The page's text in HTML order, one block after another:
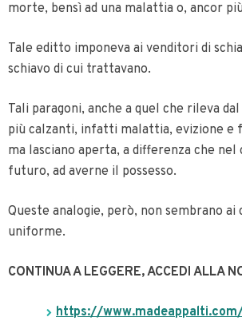
morte, bensì ad una malattia o, ancor
Tale editto imponeva ai venditori di
schiavo di cui trattavano.
Tali paragoni, anche a quel che rileva
più calzanti, infatti malattia, evizione e
ma lasciano aperta, a differenza che
futuro, ad averne il possesso.
Queste analogie, però, non sembrano
uniforme.
CONTINUA A LEGGERE, ACCEDI ALLA
https://